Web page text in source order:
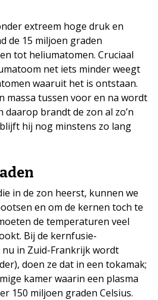
extreem hoge druk en
de 15 miljoen graden
tot heliumatomen. Cruciaal
net iets minder weegt
waaruit het is ontstaan.
massa tussen voor en na wordt
daarop brandt de zon al zo’n
hij nog minstens zo lang
in de zon heerst, kunnen we
en om de kernen toch te
de temperaturen veel
Bij de kernfusie-
in Zuid-Frankrijk wordt
doen ze dat in een tokamak;
kamer waarin een plasma
150 miljoen graden Celsius.